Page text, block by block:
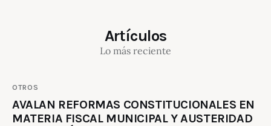
Artículos
Lo más reciente
OTROS
AVALAN REFORMAS CONSTITUCIONALES EN
MATERIA FISCAL MUNICIPAL Y AUSTERIDAD